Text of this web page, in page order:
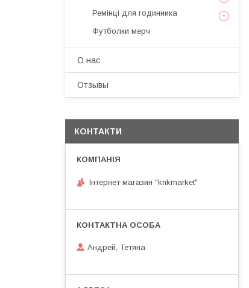
Ремінці для годинника
Футболки мерч
О нас
Отзывы
КОНТАКТИ
Інтернет магазин "knkmarket"
Андрей, Тетяна